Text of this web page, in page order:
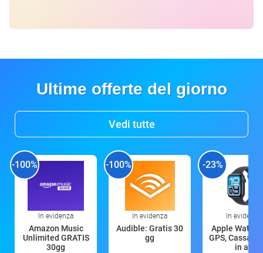
Ultime offerte del giorno
Vedi tutte
-100%
In evidenza
Amazon Music
Unlimited GRATIS
30gg
-100%
In evidenza
Audible: Gratis 30
gg
-23%
In evidenza
Apple Watch
GPS, Cassa
in all